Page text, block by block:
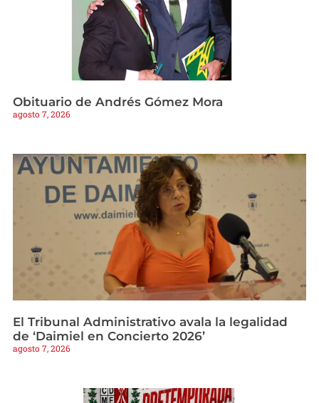
Obituario de Andrés Gómez Mora
agosto 7, 2026
El Tribunal Administrativo avala la legalidad
de ‘Daimiel en Concierto 2026’
agosto 7, 2026